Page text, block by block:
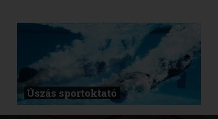
Úszás sportoktató